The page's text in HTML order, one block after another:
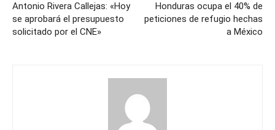
Antonio Rivera Callejas: «Hoy
se aprobará el presupuesto
solicitado por el CNE»
Honduras ocupa el 40% de
peticiones de refugio hechas
a México